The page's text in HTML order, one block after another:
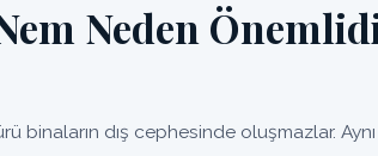
Neden
binaların dış cephesinde oluşmazlar.